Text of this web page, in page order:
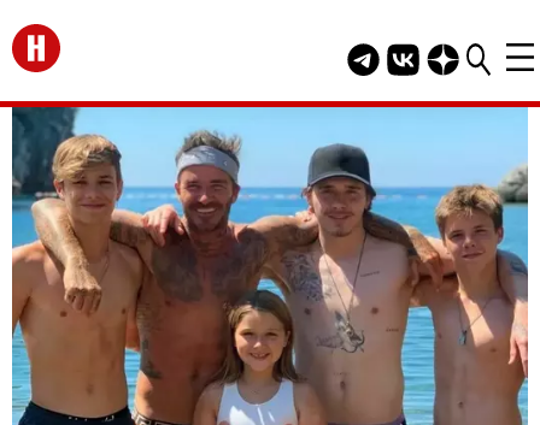
Перейти на главную
Telegram канал
Группа HELLO
Канал